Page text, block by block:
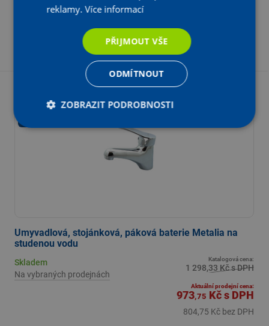
Vložit do košíku
Z katalogové ceny
Umyvadlová, stojánková, páková baterie Metalia na
studenou vodu
Skladem
Na vybraných prodejnách
Katalogová cena:
1 298,33 Kč s DPH
Aktuální prodejní cena:
973,75 Kčs DPH
804,75 Kč bez DPH
reklamy.Více informací
PŘIJMOUT VŠE
ODMÍTNOUT
ZOBRAZIT PODROBNOSTI